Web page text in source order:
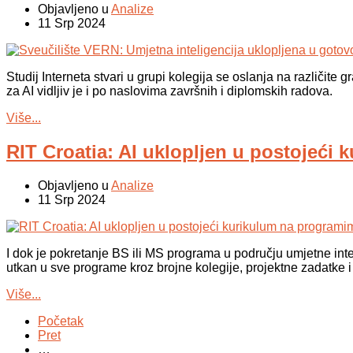
Objavljeno u Analize
11 Srp 2024
Studij Interneta stvari u grupi kolegija se oslanja na različite
za AI vidljiv je i po naslovima završnih i diplomskih radova.
Više...
RIT Croatia: AI uklopljen u postojeći
Objavljeno u Analize
11 Srp 2024
I dok je pokretanje BS ili MS programa u području umjetne
utkan u sve programe kroz brojne kolegije, projektne zadatke
Više...
Početak
Pret
…